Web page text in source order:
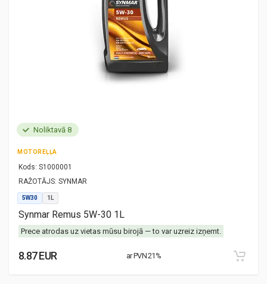
Noliktavā 8
MOTOREĻĻA
Kods: S1000001
RAŽOTĀJS: SYNMAR
5W30 1L
Synmar Remus 5W-30 1L
Prece atrodas uz vietas mūsu birojā — to var uzreiz izņemt.
8.87 EUR ar PVN 21%